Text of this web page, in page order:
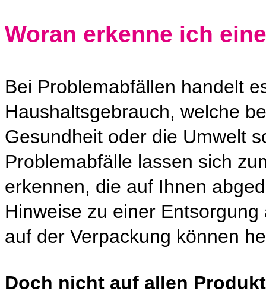
Woran erkenne ich
Bei Problemabfällen handelt
Haushaltsgebrauch, welche
Gesundheit oder die Umwelt
Problemabfälle lassen sich
erkennen, die auf Ihnen
Hinweise zu einer
auf der Verpackung können
Doch nicht auf allen